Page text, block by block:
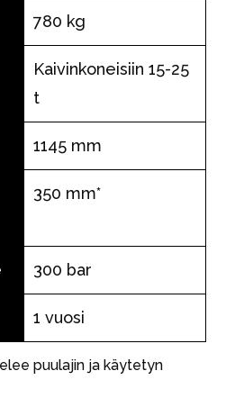
780 kg
Kaivinkoneisiin 15-25
t
1145 mm
350 mm*
300 bar
1 vuosi
puulajin ja käytetyn